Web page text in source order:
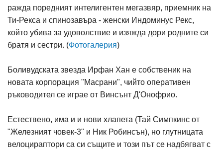
ражда поредният интелигентен мегазвяр, приемник на
Ти-Рекса и спинозавъра - женски Индоминус Рекс,
който убива за удоволствие и изяжда дори родните си
братя и сестри. (Фотогалерия)
Боливудската звезда Ирфан Хан е собственик на
новата корпорация "Масрани", чийто оперативен
ръководител се играе от Винсънт Д'Онофрио.
Естествено, има и и нови хлапета (Тай Симпкинс от
"Железният човек-3" и Ник Робинсън), но глутницата
велоцираптори са си същите и този път се надбягват с